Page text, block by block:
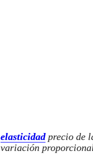
elasticidadprecio de
variación